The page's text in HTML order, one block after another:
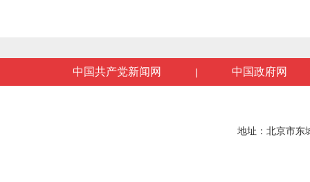
中国共产党新闻网 | 中国政府网
地址：北京市东